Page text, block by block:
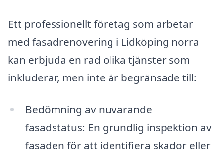
Ett professionellt företag som arbetar
med fasadrenovering i Lidköping norra
kan erbjuda en rad olika tjänster som
inkluderar, men inte är begränsade till:
Bedömning av nuvarande
fasadstatus: En grundlig inspektion av
fasaden för att identifiera skador eller